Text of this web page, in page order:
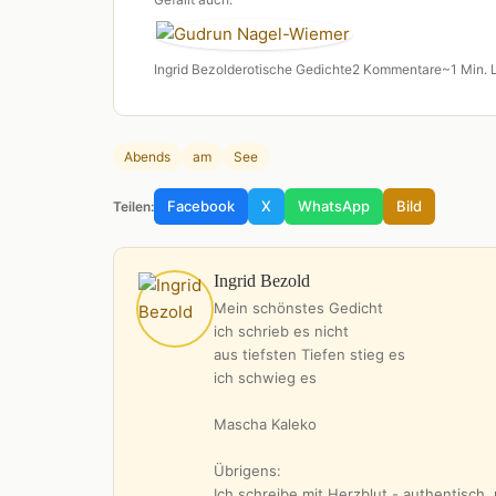
Ingrid Bezolderotische Gedichte2 Kommentare~1 Min.
Abends am See
Teilen: Facebook X WhatsApp Bild
Ingrid Bezold
Mein schönstes Gedicht
ich schrieb es nicht
aus tiefsten Tiefen stieg es
ich schwieg es
Mascha Kaleko
Übrigens: